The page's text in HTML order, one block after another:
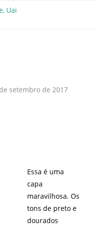
setembro de 2017
Essa é uma
capa
maravilhosa. Os
tons de preto e
dourados